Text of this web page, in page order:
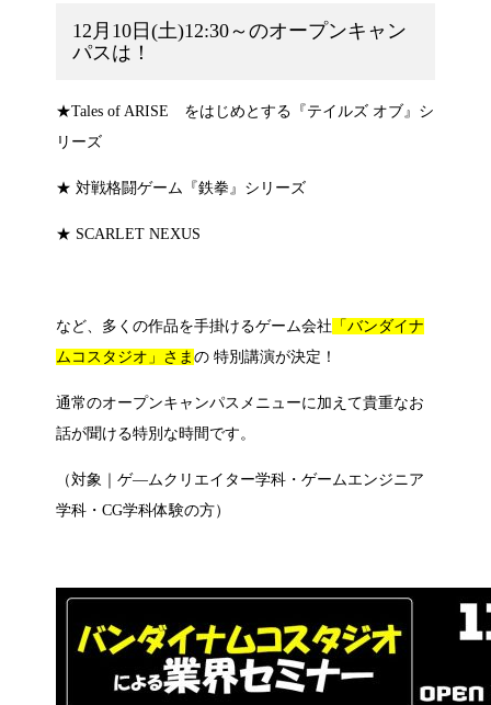
12月10日(土)12:30～のオープンキャン
パスは！
★Tales of ARISE をはじめとする『テイルズ オブ』シ
リーズ
★ 対戦格闘ゲーム『鉄拳』シリーズ
★ SCARLET NEXUS
など、多くの作品を手掛けるゲーム会社 「バンダイナ
ムコスタジオ」さま の 特別講演が決定！
通常のオープンキャンパスメニューに加えて貴重なお
話が聞ける特別な時間です。
（対象｜ゲ―ムクリエイター学科・ゲームエンジニア
学科・CG学科体験の方）